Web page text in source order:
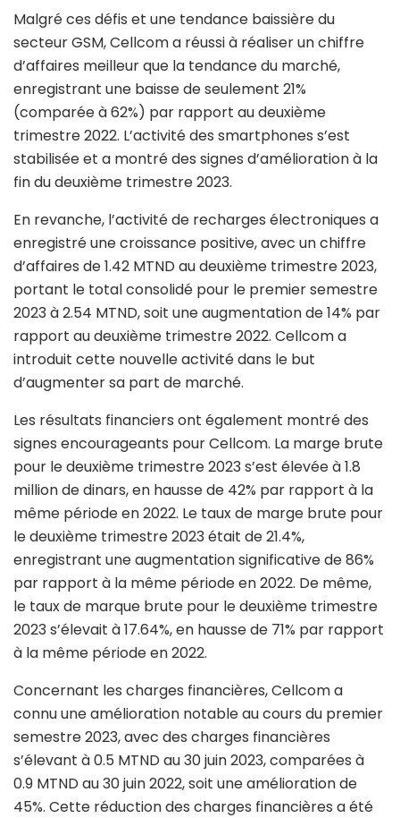
Malgré ces défis et une tendance baissière du
secteur GSM, Cellcom a réussi à réaliser un chiffre
d’affaires meilleur que la tendance du marché,
enregistrant une baisse de seulement 21%
(comparée à 62%) par rapport au deuxième
trimestre 2022. L’activité des smartphones s’est
stabilisée et a montré des signes d’amélioration à la
fin du deuxième trimestre 2023.
En revanche, l’activité de recharges électroniques a
enregistré une croissance positive, avec un chiffre
d’affaires de 1.42 MTND au deuxième trimestre 2023,
portant le total consolidé pour le premier semestre
2023 à 2.54 MTND, soit une augmentation de 14% par
rapport au deuxième trimestre 2022. Cellcom a
introduit cette nouvelle activité dans le but
d’augmenter sa part de marché.
Les résultats financiers ont également montré des
signes encourageants pour Cellcom. La marge brute
pour le deuxième trimestre 2023 s’est élevée à 1.8
million de dinars, en hausse de 42% par rapport à la
même période en 2022. Le taux de marge brute pour
le deuxième trimestre 2023 était de 21.4%,
enregistrant une augmentation significative de 86%
par rapport à la même période en 2022. De même,
le taux de marque brute pour le deuxième trimestre
2023 s’élevait à 17.64%, en hausse de 71% par rapport
à la même période en 2022.
Concernant les charges financières, Cellcom a
connu une amélioration notable au cours du premier
semestre 2023, avec des charges financières
s’élevant à 0.5 MTND au 30 juin 2023, comparées à
0.9 MTND au 30 juin 2022, soit une amélioration de
45%. Cette réduction des charges financières a été